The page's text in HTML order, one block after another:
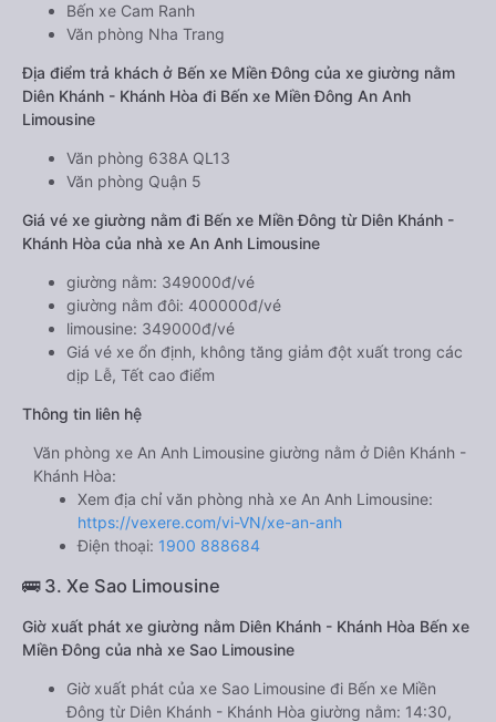
Bến xe Cam Ranh
Văn phòng Nha Trang
Địa điểm trả khách ở Bến xe Miền Đông của xe giường nằm
Diên Khánh - Khánh Hòa đi Bến xe Miền Đông An Anh
Limousine
Văn phòng 638A QL13
Văn phòng Quận 5
Giá vé xe giường nằm đi Bến xe Miền Đông từ Diên Khánh -
Khánh Hòa của nhà xe An Anh Limousine
giường nằm: 349000đ/vé
giường nằm đôi: 400000đ/vé
limousine: 349000đ/vé
Giá vé xe ổn định, không tăng giảm đột xuất trong các
dịp Lễ, Tết cao điểm
Thông tin liên hệ
Văn phòng xe An Anh Limousine giường nằm ở Diên Khánh -
Khánh Hòa:
Xem địa chỉ văn phòng nhà xe An Anh Limousine:
https://vexere.com/vi-VN/xe-an-anh
Điện thoại: 1900 888684
🚌 3. Xe Sao Limousine
Giờ xuất phát xe giường nằm Diên Khánh - Khánh Hòa Bến xe
Miền Đông của nhà xe Sao Limousine
Giờ xuất phát của xe Sao Limousine đi Bến xe Miền
Đông từ Diên Khánh - Khánh Hòa giường nằm: 14:30,